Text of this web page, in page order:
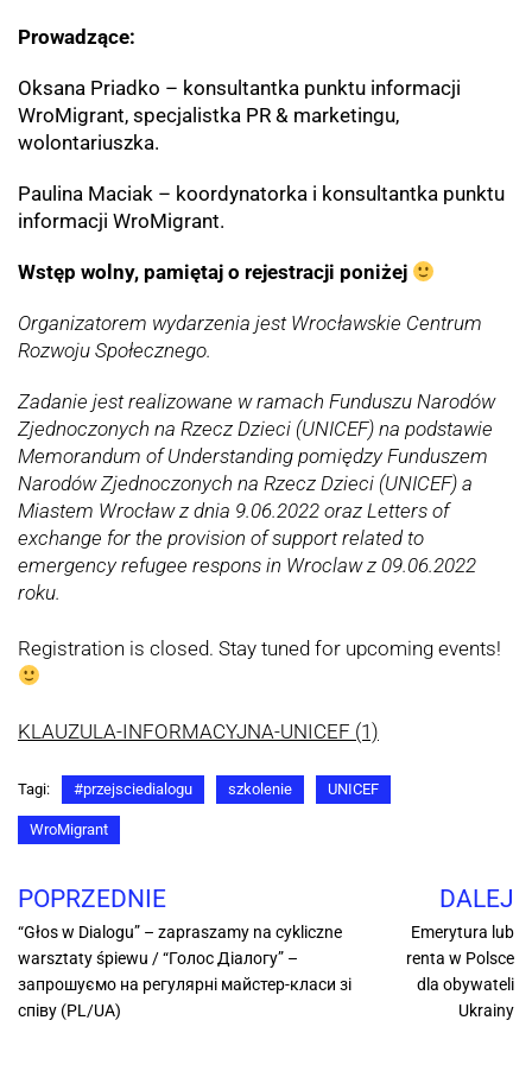
Prowadzące:
Oksana Priadko – konsultantka punktu informacji
WroMigrant, specjalistka PR & marketingu,
wolontariuszka.
Paulina Maciak – koordynatorka i konsultantka punktu
informacji WroMigrant.
Wstęp wolny, pamiętaj o rejestracji poniżej
Organizatorem wydarzenia jest Wrocławskie Centrum
Rozwoju Społecznego.
Zadanie jest realizowane w ramach Funduszu Narodów
Zjednoczonych na Rzecz Dzieci (UNICEF) na podstawie
Memorandum of Understanding pomiędzy Funduszem
Narodów Zjednoczonych na Rzecz Dzieci (UNICEF) a
Miastem Wrocław z dnia 9.06.2022 oraz Letters of
exchange for the provision of support related to
emergency refugee respons in Wroclaw z 09.06.2022
roku.
Registration is closed. Stay tuned for upcoming events!
KLAUZULA-INFORMACYJNA-UNICEF (1)
Tagi: #przejsciedialogu szkolenie UNICEF
WroMigrant
POPRZEDNIE
“Głos w Dialogu” – zapraszamy na cykliczne
warsztaty śpiewu / “Голос Діалогу” –
запрошуємо на регулярні майстер-класи зі
співу (PL/UA)
DALEJ
Emerytura lub
renta w Polsce
dla obywateli
Ukrainy